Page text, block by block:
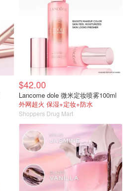
$42.00
Lancome dole 微米定妆喷雾100ml
外网超火 保湿+定妆+防水
Shoppers Drug Mart